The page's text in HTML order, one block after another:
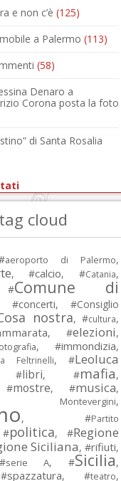
e non c’è (125)
a Palermo (113)
(58)
Denaro a
Corona posta la foto
di Santa Rosalia
cloud
aeroporto di Palermo,
, #calcio, #Catania,
Comune di
#concerti, #Consiglio
nostra, #cultura,
, #elezioni,
, #immondizia,
Feltrinelli, #Leoluca
#libri, #mafia,
mostre, #musica,
Montevergini,
, #Partito
politica, #Regione
Siciliana, #rifiuti,
serie A, #Sicilia,
spazzatura, #teatro,